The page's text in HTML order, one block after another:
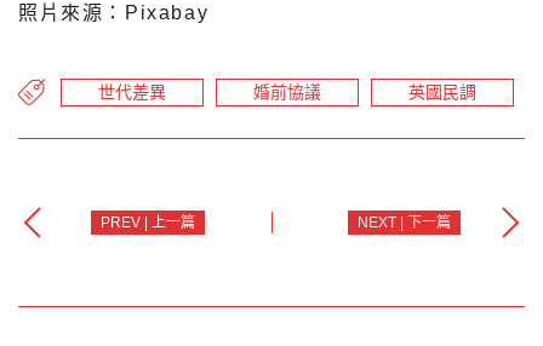
照片來源：Pixabay
世代差異 婚前協議 英國民調
PREV | 上一篇 NEXT | 下一篇